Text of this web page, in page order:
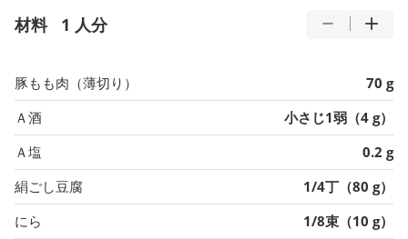
材料 1 人分
豚もも肉（薄切り）
70 g
Ａ酒
小さじ1弱（4 g）
Ａ塩
0.2 g
絹ごし豆腐
1/4丁（80 g）
にら
1/8束（10 g）